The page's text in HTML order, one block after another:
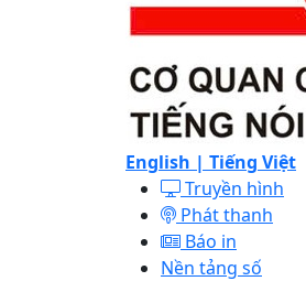
English | Tiếng Việt
Truyền hình
Phát thanh
Báo in
Nền tảng số